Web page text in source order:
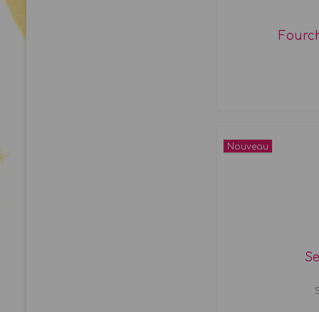
Nouveau